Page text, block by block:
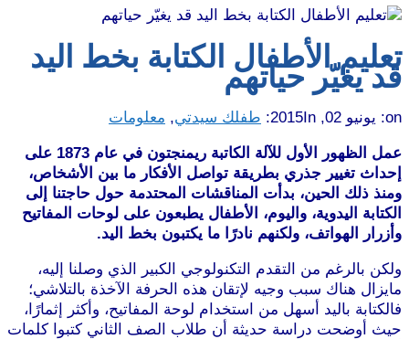
تعليم الأطفال الكتابة بخط اليد
قد يغيّر حياتهم
on: يونيو 02, 2015 In: طفلك سيدتي, معلومات
عمل الظهور الأول للآلة الكاتبة ريمنجتون في عام 1873 على
إحداث تغيير جذري بطريقة تواصل الأفكار ما بين الأشخاص،
ومنذ ذلك الحين، بدأت المناقشات المحتدمة حول حاجتنا إلى
الكتابة اليدوية، واليوم، الأطفال يطبعون على لوحات المفاتيح
وأزرار الهواتف، ولكنهم نادرًا ما يكتبون بخط اليد.
ولكن بالرغم من التقدم التكنولوجي الكبير الذي وصلنا إليه،
مايزال هناك سبب وجيه لإتقان هذه الحرفة الآخذة بالتلاشي؛
فالكتابة باليد أسهل من استخدام لوحة المفاتيح، وأكثر إثمارًا،
حيث أوضحت دراسة حديثة أن طلاب الصف الثاني كتبوا كلمات